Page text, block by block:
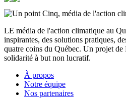
LE média de l'action climatique au
inspirantes, des solutions pratiques,
quatre coins du Québec. Un projet
solidarité à but non lucratif.
À propos
Notre équipe
Nos partenaires